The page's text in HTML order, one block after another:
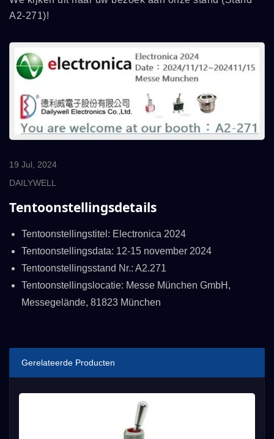
A2-271)!
19 Jul, 2024
DAILYWELL
Tentoonstellingsdetails
Tentoonstellingstitel: Electronica 2024
Tentoonstellingsdata: 12-15 november 2024
Tentoonstellingsstand Nr.: A2.271
Tentoonstellingslocatie: Messe München GmbH,
Messegelände, 81823 München
Gerelateerde Producten